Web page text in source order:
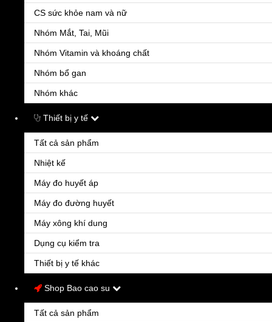
CS sức khỏe nam và nữ
Nhóm Mắt, Tai, Mũi
Nhóm Vitamin và khoáng chất
Nhóm bổ gan
Nhóm khác
Thiết bị y tế
Tất cả sản phẩm
Nhiệt kế
Máy đo huyết áp
Máy đo đường huyết
Máy xông khí dung
Dụng cụ kiểm tra
Thiết bị y tế khác
Shop Bao cao su
Tất cả sản phẩm
Tỉnh/Thành phố
Quận/Huyện
Địa chỉ chi tiết*
Chọn hình thức thanh toán
- Bạn vui lòng kiểm tra kỹ thông tin của đơn hàng vì thông tin này sẽ